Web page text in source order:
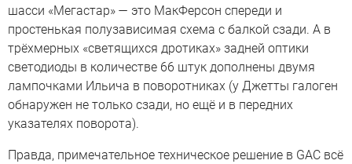
шасси «Мегастар» — это МакФерсон спереди и
простенькая полузависимая схема с балкой сзади. А в
трёхмерных «светящихся дротиках» задней оптики
светодиоды в количестве 66 штук дополнены двумя
лампочками Ильича в поворотниках (у Джетты галоген
обнаружен не только сзади, но ещё и в передних
указателях поворота).
Правда, примечательное техническое решение в GAC всё